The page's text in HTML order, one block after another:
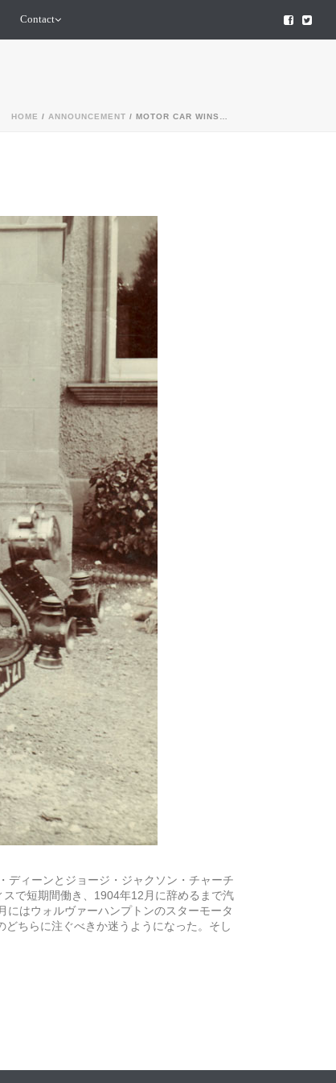
Contact
HOME / ANNOUNCEMENT / MOTOR CAR WINS…
ディーンとジョージ・ジャクソン・チャーチ
で短期間働き、1904年12月に辞めるまで汽
はウォルヴァーハンプトンのスターモータ
ちらに注ぐべきか迷うようになった。そし